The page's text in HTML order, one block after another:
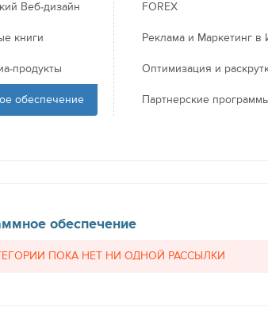
Веб-дизайн
книги
продукты
обеспечение
FOREX
Реклама и Маркетинг в
Оптимизация и
Партнерские
обеспечение
ПОКА НЕТ НИ ОДНОЙ РАССЫЛКИ